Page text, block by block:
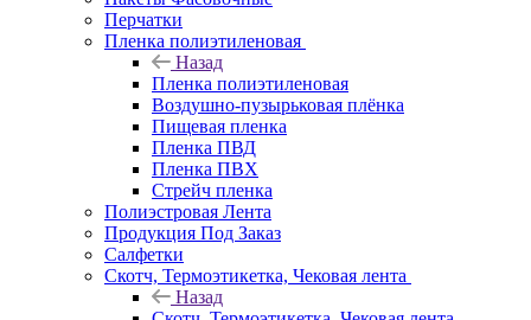
Перчатки
Пленка полиэтиленовая
Назад
Пленка полиэтиленовая
Воздушно-пузырьковая плёнка
Пищевая пленка
Пленка ПВД
Пленка ПВХ
Стрейч пленка
Полиэстровая Лента
Продукция Под Заказ
Салфетки
Скотч, Термоэтикетка, Чековая лента
Назад